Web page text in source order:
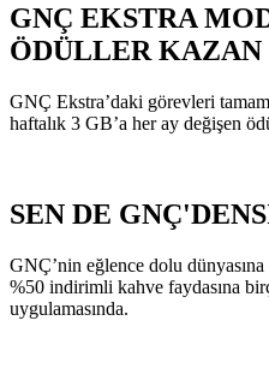
GNÇ EKSTRA
ÖDÜLLER KAZAN
GNÇ Ekstra’daki görevleri
haftalık 3 GB’a her ay değişen
SEN DE
GNÇ’nin eğlence dolu
%50 indirimli kahve faydasına
uygulamasında.